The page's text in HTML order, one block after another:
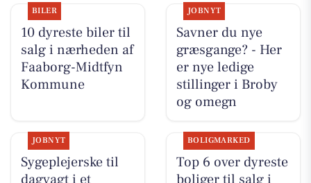
BILER
10 dyreste biler til
salg i nærheden af
Faaborg-Midtfyn
Kommune
JOBNYT
Savner du nye
græsgange? - Her
er nye ledige
stillinger i Broby
og omegn
JOBNYT
Sygeplejerske til
dagvagt i et
BOLIGMARKED
Top 6 over dyreste
boliger til salg i